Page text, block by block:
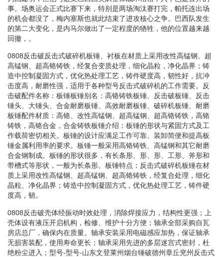
事。场奥运会正式比赛下来，特别是两场淘汰赛打完，帕托连出场
的机会都没了，梅内塞斯也就此结束了进攻核心之争。巴西队发生
的第二大变化，是内马尔做出了一定程度的牺牲，他的位置越来越
回撤，。
0808反击破反击式破碎机板锤、衬板在材质上采用改性高锰钢、超
高锰钢、超高铬铸铁，经复合变质处理，细化晶粒，净化晶界；铸
造中控制凝固方式，优化热处理工艺，铸件硬度高，韧性好，抗冲
击度高，耐磨性强，适用于各种型号反击式破碎机的工作需要。反
击破配件名称：板锤板锤别名：高铬铸铁板锤、反击破板锤、反击
锤头、大锤头、合金耐磨板锤、高效耐磨板锤、破碎机板锤、耐磨
板锤配件材质：高铬、改性高锰钢、超高锰钢、超高铬铸铁，高铬
铸铁，高铬合金，合金铸铁板锤介绍：板锤的形状与紧固方式及工
作载荷密切相关。板锤的设计应满足工作可靠、装卸简便和提高板
锤金属利用率的要求。板锤一般采用高铬铸铁、高锰钢和其它耐磨
合金钢制成。板锤的形状很多，有长条形、形、形、工形、斧形和
带槽式等形状，一般为长条形。板锤特点：反击式破碎机板锤在材
质上采用改性高锰钢、超高锰钢、超高铬铸铁，经复合处理，细化
晶粒、净化晶界；铸造中控制凝固方式，优化热处理工艺，铸件硬
度高，韧。
0808反击破壳体经振动时效处理，消除焊接应力，结构性更强；上
壳体设有液压开启机构，检修、维护十分方便；轴承全部采购自瓦
房店总厂，确保内在质量。轴承安装采用电磁感应加热，保证轴承
无损害装配，使用寿命更长；轴承采用先进的多层迷宫式密封，杜
绝粉尘进入；型号-型号-山东文登莱州烟台锤破德州章丘兖州反击式